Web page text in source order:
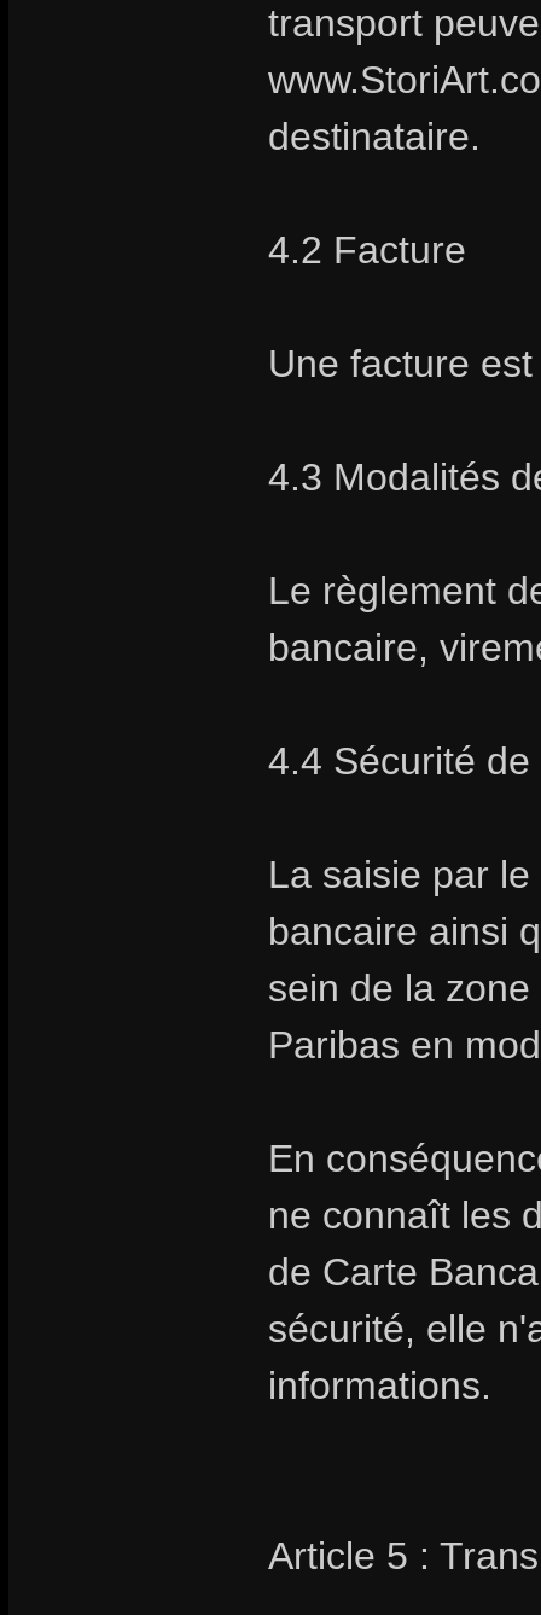
transport
destinataire.
4.2 Facture
Une facture
4.3 Modalités
Le règlement
bancaire,
4.4 Sécurité
La saisie par
bancaire ainsi
sein de la
Paribas en
En
ne connaît les
de Carte
sécurité, elle
informations.
Article 5 :